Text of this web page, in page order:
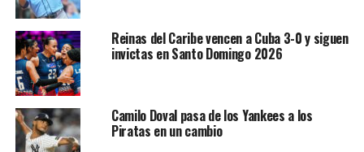
Reinas del Caribe vencen a Cuba 3-0 y siguen
invictas en Santo Domingo 2026
Camilo Doval pasa de los Yankees a los
Piratas en un cambio